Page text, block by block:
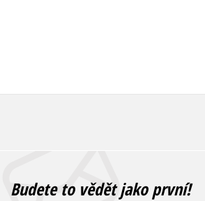
Budete to vědět jako první!